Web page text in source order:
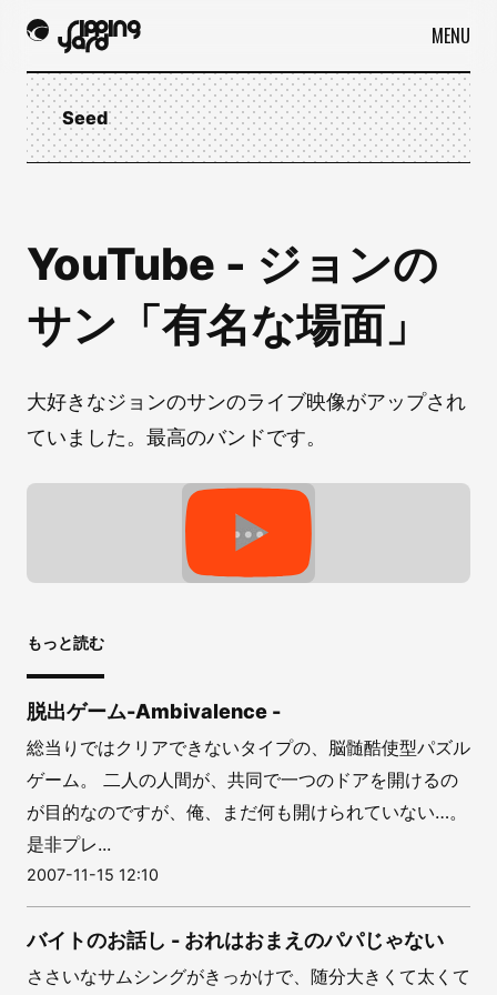
MENU
Seed
YouTube - ジョンの
サン「有名な場面」
大好きなジョンのサンのライブ映像がアップされ
ていました。最高のバンドです。
もっと読む
脱出ゲーム-Ambivalence -
総当りではクリアできないタイプの、脳髄酷使型パズル
ゲーム。 二人の人間が、共同で一つのドアを開けるの
が目的なのですが、俺、まだ何も開けられていない…。
是非プレ...
2007-11-15 12:10
バイトのお話し - おれはおまえのパパじゃない
ささいなサムシングがきっかけで、随分大きくて太くて